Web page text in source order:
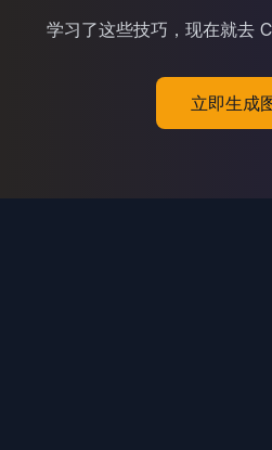
学习了这些技巧，现在就去
立即生成